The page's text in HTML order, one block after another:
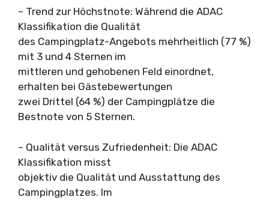
– Trend zur Höchstnote: Während die ADAC
Klassifikation die Qualität
des Campingplatz-Angebots mehrheitlich (77 %)
mit 3 und 4 Sternen im
mittleren und gehobenen Feld einordnet,
erhalten bei Gästebewertungen
zwei Drittel (64 %) der Campingplätze die
Bestnote von 5 Sternen.
– Qualität versus Zufriedenheit: Die ADAC
Klassifikation misst
objektiv die Qualität und Ausstattung des
Campingplatzes. Im